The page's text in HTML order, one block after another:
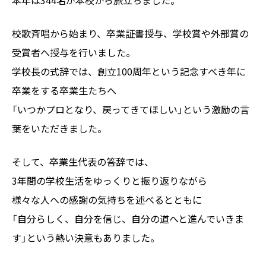
校歌斉唱から始まり、卒業証書授与、学校賞や外部賞の
受賞者へ授与を行いました。
学校長の式辞では、創立100周年という記念すべき年に
卒業をする卒業生たちへ
「いつかプロとなり、戻ってきてほしい」という激励の言
葉をいただきました。
そして、卒業生代表の答辞では、
3年間の学校生活をゆっくりと振り返りながら
様々な人への感謝の気持ちを述べるとともに
「自分らしく、自分を信じ、自分の道へと進んでいきま
す」という熱い決意もありました。